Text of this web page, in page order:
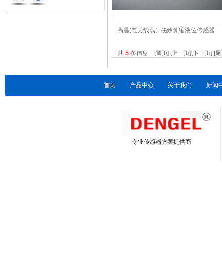
高温(电力线载）磁致伸缩液位传感器
共 5 条信息 [首页] [上一页][下一页] [
首页 产品中心 关于我们 新闻
专业传感器方案提供商